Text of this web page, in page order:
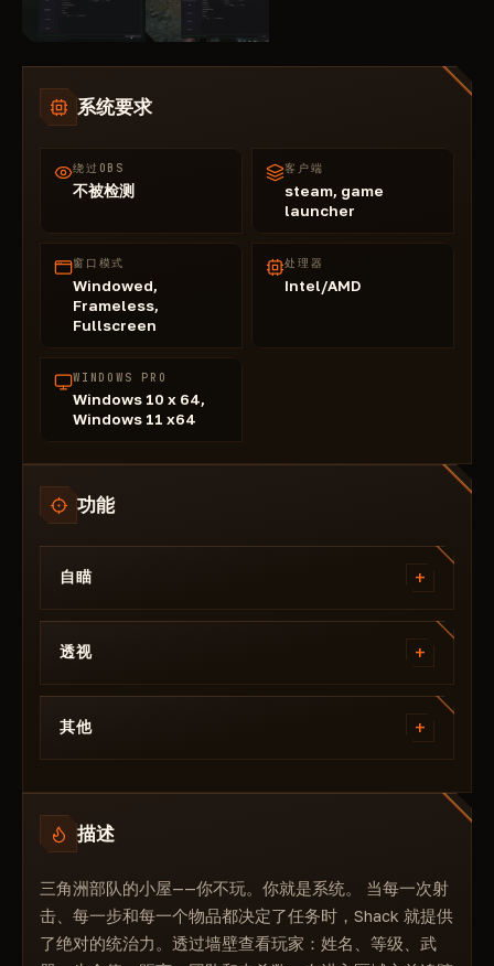
系统要求
绕过OBS
不被检测
客户端
steam, game
launcher
窗口模式
Windowed,
Frameless,
Fullscreen
处理器
Intel/AMD
WINDOWS PRO
Windows 10 x 64,
Windows 11 x64
功能
自瞄 +
启用
禁用机器人瞄准
能见度检查
瞄准速度
显示视场
骨骼选择
最大距离
透视 +
视觉播放器
名称
健康
2D 盒子
玩家武器展示
其他 +
支持任何分辨率和游戏模式。
Twitch 或任何其他服务，而无需显示菜单或功
能）。
描述
三角洲部队的小屋——你不玩。你就是系统。 当每一次射
击、每一步和每一个物品都决定了任务时，Shack 就提供
了绝对的统治力。透过墙壁查看玩家：姓名、等级、武